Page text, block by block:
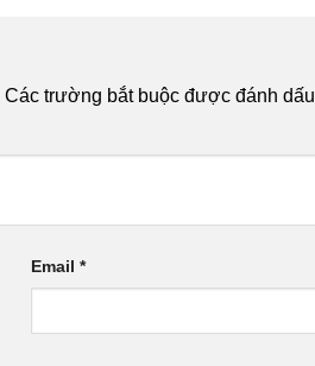
Các trường bắt buộc được đánh dấu
Email*